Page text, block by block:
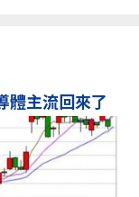
體主流回來了